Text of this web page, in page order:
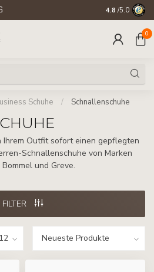
4.8 /5.0
0
Schuhe / Schnallenschuhe
Ihrem Outfit sofort einen gepflegten
Schnallenschuhe von Marken
und Greve.
FILTER